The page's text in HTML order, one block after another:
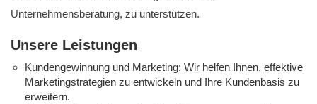
Unternehmensberatung, zu unterstützen.
Unsere Leistungen
Kundengewinnung und Marketing: Wir helfen Ihnen, effektive
Marketingstrategien zu entwickeln und Ihre Kundenbasis zu
erweitern.